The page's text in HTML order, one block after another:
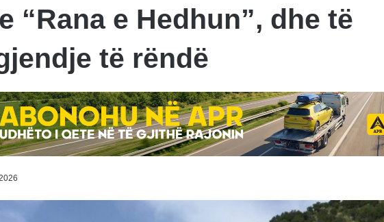
“Rana e Hedhun”, dhe të
të rëndë